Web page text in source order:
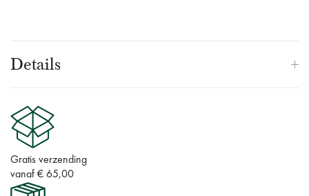
Details
Gratis verzending
vanaf € 65,00